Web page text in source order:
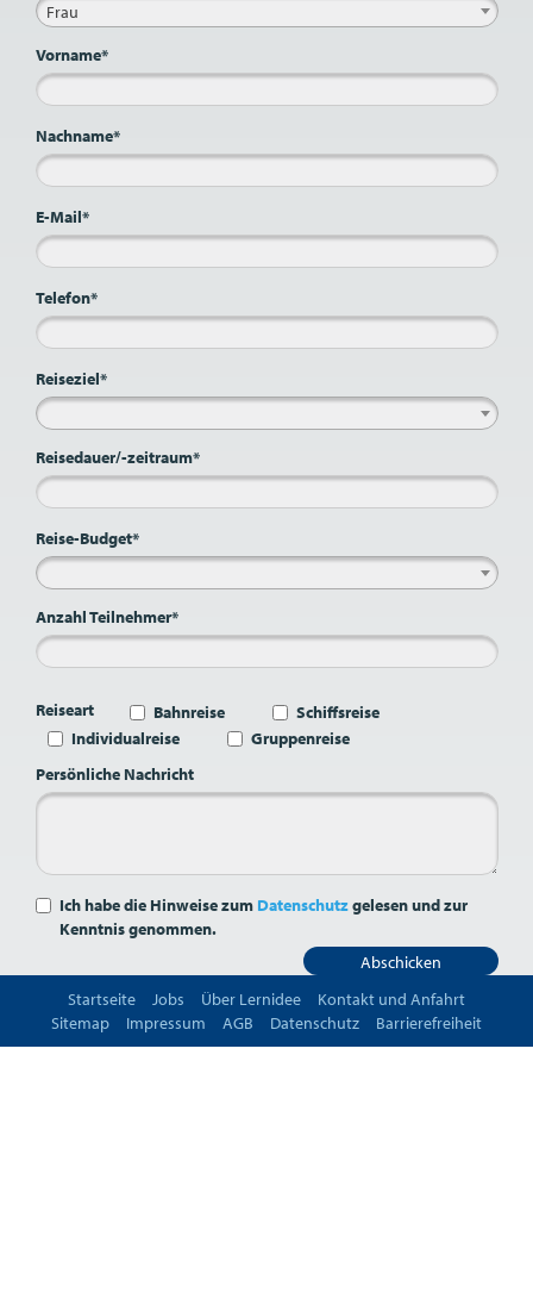
Frau
Vorname*
Nachname*
E-Mail*
Telefon*
Reiseziel*
Reisedauer/-zeitraum*
Reise-Budget*
Anzahl Teilnehmer*
Reiseart Bahnreise
Schiffsreise
Individualreise
Gruppenreise
Persönliche Nachricht
Ich habe die Hinweise zum Datenschutzgelesen und zur
Kenntnis genommen.
Abschicken
Startseite
Jobs Über Lernidee
Kontakt und Anfahrt
Sitemap
Impressum AGB Datenschutz Barrierefreiheit